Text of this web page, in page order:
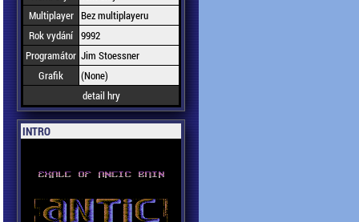
Multiplayer Bez multiplayeru
Rok vydání 9992
Programátor Jim Stoessner
Grafik
(None)
detail hry
INTRO